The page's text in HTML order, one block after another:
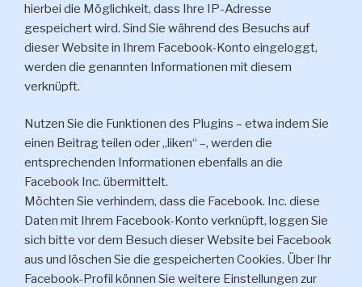
hierbei die Möglichkeit, dass Ihre IP-Adresse
gespeichert wird. Sind Sie während des Besuchs auf
dieser Website in Ihrem Facebook-Konto eingeloggt,
werden die genannten Informationen mit diesem
verknüpft.
Nutzen Sie die Funktionen des Plugins – etwa indem Sie
einen Beitrag teilen oder „liken“ –, werden die
entsprechenden Informationen ebenfalls an die
Facebook Inc. übermittelt.
Möchten Sie verhindern, dass die Facebook. Inc. diese
Daten mit Ihrem Facebook-Konto verknüpft, loggen Sie
sich bitte vor dem Besuch dieser Website bei Facebook
aus und löschen Sie die gespeicherten Cookies. Über Ihr
Facebook-Profil können Sie weitere Einstellungen zur